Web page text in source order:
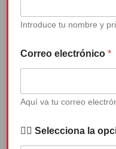
quite
Reproductor
de
vídeo
l
c
i
a
Introduce tu nombre y
Correo electrónico*
Aquí va tu correo
✍🏻 Selecciona la